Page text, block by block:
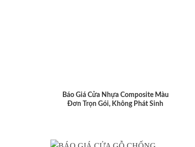
Báo Giá Cửa Nhựa Composite Màu
Đơn Trọn Gói, Không Phát Sinh